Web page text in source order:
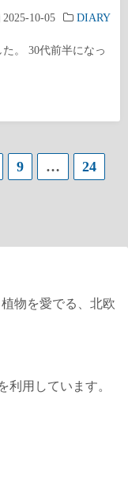
2025-10-05 DIARY
。 30代前半になっ
9 …
24
物を愛でる、北欧
用しています。